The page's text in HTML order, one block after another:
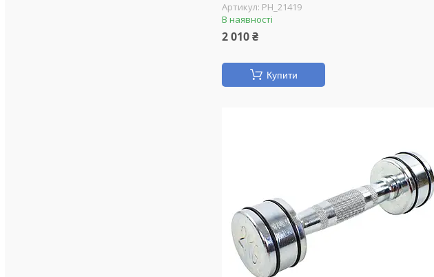
PH_21419
В наявності
2 010 ₴
Купити